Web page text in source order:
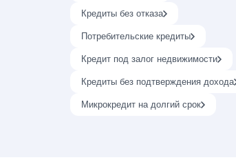
Кредиты без отказа
Потребительские кредиты
Кредит под залог недвижимости
Кредиты без подтверждения дохода
Микрокредит на долгий срок